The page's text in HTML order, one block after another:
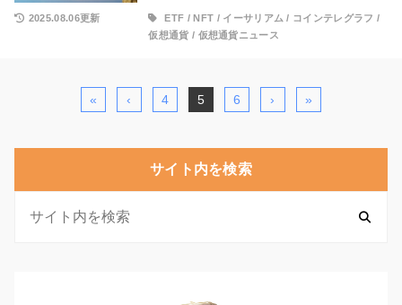
2025.08.06更新 ETF /NFT / イーサリアム / コインテレグラフ /
仮想通貨 / 仮想通貨ニュース
« ‹ 4 5 6 › »
サイト内を検索